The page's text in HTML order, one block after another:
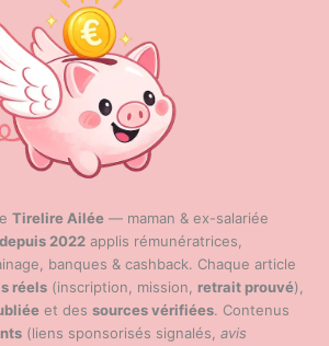
Tirelire Ailée — maman & ex-salariée
2022 applis rémunératrices,
banques & cashback. Chaque article
réels (inscription, mission, retrait prouvé),
et des sources vérifiées. Contenus
(liens sponsorisés signalés, avis